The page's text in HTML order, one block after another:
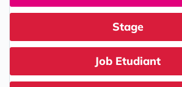
Stage
Job Etudiant